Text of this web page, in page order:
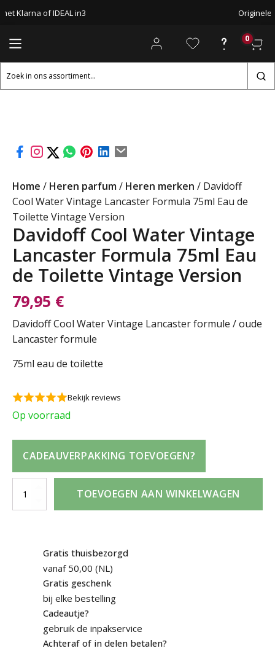
Klarna of IDEAL in3 Originele
0
Zoeken
naar:
Home / Heren parfum/ Heren merken / Davidoff
Cool Water Vintage Lancaster Formula 75ml Eau de
Toilette Vintage Version
Davidoff Cool Water Vintage
Lancaster Formula 75ml Eau
de Toilette Vintage Version
79,95 €
Davidoff Cool Water Vintage Lancaster formule / oude
Lancaster formule
75ml eau de toilette
Bekijk reviews
Op voorraad
CADEAUVERPAKKING TOEVOEGEN?
Davidoff
Lancaster
TOEVOEGEN AAN WINKELWAGEN
Gratis thuisbezorgd
vanaf 50,00 (NL)
Gratis geschenk
bij elke bestelling
Cadeautje?
gebruik de inpakservice
Achteraf of in delen betalen?